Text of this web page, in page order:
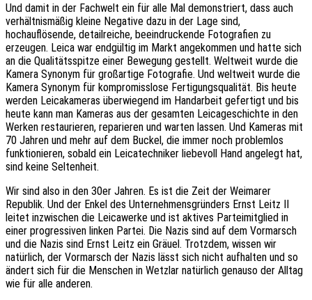
Und damit in der Fachwelt ein für alle Mal demonstriert, dass auch
verhältnismäßig kleine Negative dazu in der Lage sind,
hochauflösende, detailreiche, beeindruckende Fotografien zu
erzeugen. Leica war endgültig im Markt angekommen und hatte sich
an die Qualitätsspitze einer Bewegung gestellt. Weltweit wurde die
Kamera Synonym für großartige Fotografie. Und weltweit wurde die
Kamera Synonym für kompromisslose Fertigungsqualität. Bis heute
werden Leicakameras überwiegend im Handarbeit gefertigt und bis
heute kann man Kameras aus der gesamten Leicageschichte in den
Werken restaurieren, reparieren und warten lassen. Und Kameras mit
70 Jahren und mehr auf dem Buckel, die immer noch problemlos
funktionieren, sobald ein Leicatechniker liebevoll Hand angelegt hat,
sind keine Seltenheit.
Wir sind also in den 30er Jahren. Es ist die Zeit der Weimarer
Republik. Und der Enkel des Unternehmensgründers Ernst Leitz II
leitet inzwischen die Leicawerke und ist aktives Parteimitglied in
einer progressiven linken Partei. Die Nazis sind auf dem Vormarsch
und die Nazis sind Ernst Leitz ein Gräuel. Trotzdem, wissen wir
natürlich, der Vormarsch der Nazis lässt sich nicht aufhalten und so
ändert sich für die Menschen in Wetzlar natürlich genauso der Alltag
wie für alle anderen.